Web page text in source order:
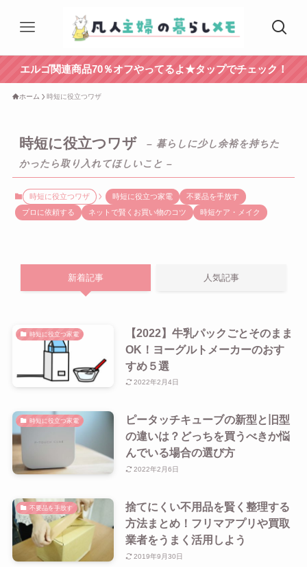
エルゴ関連商品70％オフやってるよ★タップでチェック！
ホーム 時短に役立つワザ
時短に役立つワザ
– 暮らしに少し余裕を持ちた
かったら取り入れてほしいこと –
時短に役立つワザ 時短に役立つ家電
不要品を手放す
プロに依頼する
ネットで賢くお買い物のコツ 時短ケア・メイク
新着記事 人気記事
時短に役立つ家電
【2022】牛乳パックごとそのまま
OK！ヨーグルトメーカーのおす
すめ５選
2022年2月4日
時短に役立つ家電
ピータッチキューブの新型と旧型
の違いは？どっちを買うべきか悩
んでいる場合の選び方
2022年2月6日
不要品を手放す
捨てにくい不用品を賢く整理する
方法まとめ！フリマアプリや買取
業者をうまく活用しよう
2019年9月30日